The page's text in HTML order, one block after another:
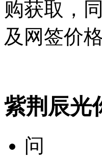
购获取，
及网签价
紫荆辰光
问